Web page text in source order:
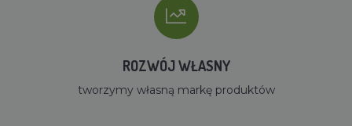
ROZWÓJ WŁASNY
tworzymy własną markę produktów